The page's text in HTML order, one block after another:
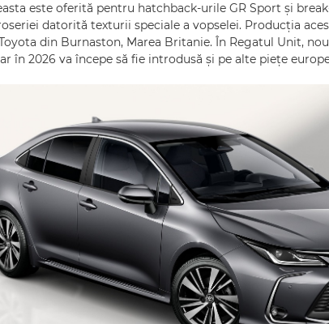
este oferită pentru hatchback-urile GR Sport și
datorită texturii speciale a vopselei. Producția
din Burnaston, Marea Britanie. În Regatul Unit,
în 2026 va începe să fie introdusă și pe alte piețe